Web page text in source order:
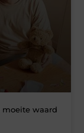
waard